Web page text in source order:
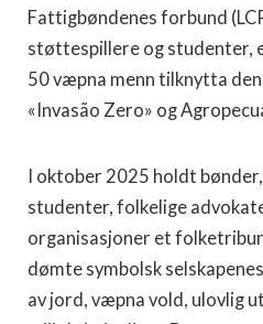
Fattigbøndenes forbund
støttespillere og studenter,
50 væpna menn tilknytta
«Invasão Zero» og
I oktober 2025 holdt
studenter, folkelige
organisasjoner et
dømte symbolsk
av jord, væpna vold, ulovlig